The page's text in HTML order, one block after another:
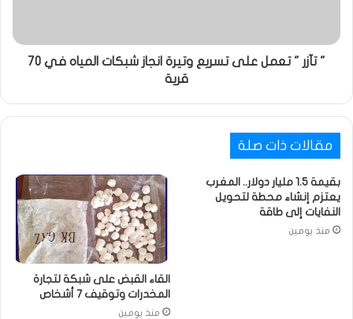
" تآزر " تعمل على تسريع وتيرة انجاز شبكات المياه في 70
قرية
مقالات ذات صلة
بقيمة 1.5 مليار دولار.. المغرب
يعتزم إنشاء محطة لتحويل
النفايات إلى طاقة
منذ يومين
القاء القبض على شبكة لتجارة
المخدرات وتوقيف 7 أشخاص
منذ يومين